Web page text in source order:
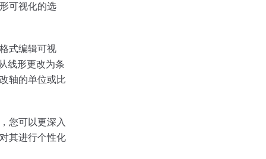
可视化的选
式编辑可视
线形更改为条
轴的单位或比
您可以更深入
其进行个性化